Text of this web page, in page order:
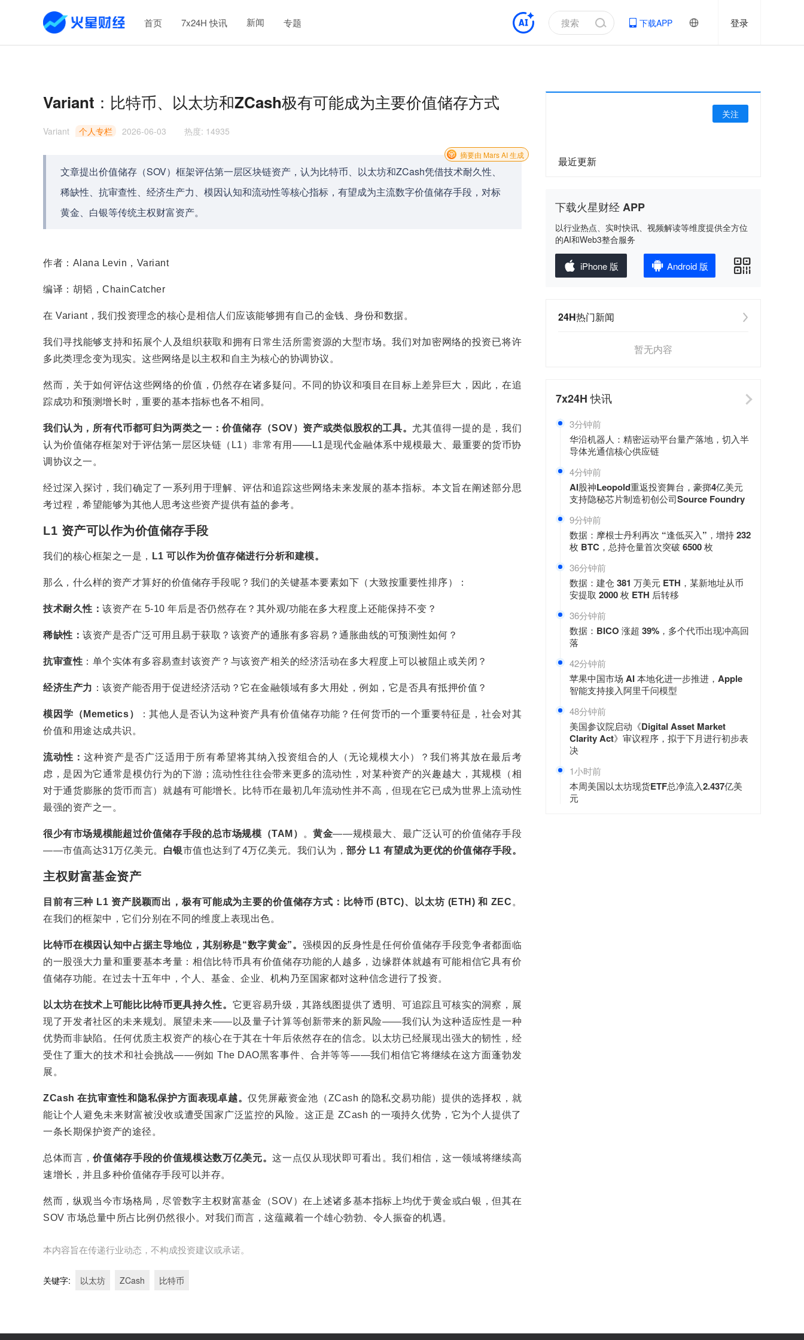
首页 7x24H 快讯 新闻 专题 下载APP 登录
Variant：比特币、以太坊和ZCash极有可能成为主要价值储存方式
Variant 个人专栏 2026-06-03 热度: 14935
文章提出价值储存（SOV）框架评估第一层区块链资产，认为比特币、以太坊和ZCash凭借技术耐久性、
稀缺性、抗审查性、经济生产力、模因认知和流动性等核心指标，有望成为主流数字价值储存手段，对标
黄金、白银等传统主权财富资产。
摘要由 Mars AI 生成
作者：Alana Levin，Variant
编译：胡韬，ChainCatcher
在 Variant，我们投资理念的核心是相信人们应该能够拥有自己的金钱、身份和数据。
我们寻找能够支持和拓展个人及组织获取和拥有日常生活所需资源的大型市场。我们对加密网络的投资已将许
多此类理念变为现实。这些网络是以主权和自主为核心的协调协议。
然而，关于如何评估这些网络的价值，仍然存在诸多疑问。不同的协议和项目在目标上差异巨大，因此，在追
踪成功和预测增长时，重要的基本指标也各不相同。
我们认为，所有代币都可归为两类之一：价值储存（SOV）资产或类似股权的工具。 尤其值得一提的是，我们
认为价值储存框架对于评估第一层区块链（L1）非常有用——L1是现代金融体系中规模最大、最重要的货币协
调协议之一。
经过深入探讨，我们确定了一系列用于理解、评估和追踪这些网络未来发展的基本指标。本文旨在阐述部分思
考过程，希望能够为其他人思考这些资产提供有益的参考。
L1 资产可以作为价值储存手段
我们的核心框架之一是， L1 可以作为价值存储进行分析和建模。
那么，什么样的资产才算好的价值储存手段呢？我们的关键基本要素如下（大致按重要性排序）：
技术耐久性： 该资产在 5-10 年后是否仍然存在？其外观/功能在多大程度上还能保持不变？
稀缺性： 该资产是否广泛可用且易于获取？该资产的通胀有多容易？通胀曲线的可预测性如何？
抗审查性 ：单个实体有多容易查封该资产？与该资产相关的经济活动在多大程度上可以被阻止或关闭？
经济生产力 ：该资产能否用于促进经济活动？它在金融领域有多大用处，例如，它是否具有抵押价值？
模因学（Memetics）
：其他人是否认为这种资产具有价值储存功能？任何货币的一个重要特征是，社会对其
价值和用途达成共识。
流动性：这种资产是否广泛适用于所有希望将其纳入投资组合的人（无论规模大小）？我们将其放在最后考
虑，是因为它通常是模仿行为的下游；流动性往往会带来更多的流动性，对某种资产的兴趣越大，其规模（相
对于通货膨胀的货币而言）就越有可能增长。比特币在最初几年流动性并不高，但现在它已成为世界上流动性
最强的资产之一。
很少有市场规模能超过价值储存手段的总市场规模（TAM） 。黄金——规模最大、最广泛认可的价值储存手段
——市值高达31万亿美元。 白银市值也达到了4万亿美元。我们认为， 部分 L1 有望成为更优的价值储存手段。
主权财富基金资产
目前有三种 L1 资产脱颖而出，极有可能成为主要的价值储存方式：比特币 (BTC)、以太坊 (ETH) 和 ZEC 。
在我们的框架中，它们分别在不同的维度上表现出色。
比特币在模因认知中占据主导地位，其别称是“数字黄金”。 强模因的反身性是任何价值储存手段竞争者都面临
的一股强大力量和重要基本考量：相信比特币具有价值储存功能的人越多，边缘群体就越有可能相信它具有价
值储存功能。在过去十五年中，个人、基金、企业、机构乃至国家都对这种信念进行了投资。
以太坊在技术上可能比比特币更具持久性。 它更容易升级，其路线图提供了透明、可追踪且可核实的洞察，展
现了开发者社区的未来规划。展望未来——以及量子计算等创新带来的新风险——我们认为这种适应性是一种
优势而非缺陷。任何优质主权资产的核心在于其在十年后依然存在的信念。以太坊已经展现出强大的韧性，经
受住了重大的技术和社会挑战——例如 The DAO黑客事件、合并等等——我们相信它将继续在这方面蓬勃发
展。
ZCash 在抗审查性和隐私保护方面表现卓越。仅凭屏蔽资金池（ZCash 的隐私交易功能）提供的选择权，就
能让个人避免未来财富被没收或遭受国家广泛监控的风险。这正是 ZCash 的一项持久优势，它为个人提供了
一条长期保护资产的途径。
总体而言，价值储存手段的价值规模达数万亿美元。这一点仅从现状即可看出。我们相信，这一领域将继续高
速增长，并且多种价值储存手段可以并存。
然而，纵观当今市场格局，尽管数字主权财富基金（SOV）在上述诸多基本指标上均优于黄金或白银，但其在
SOV 市场总量中所占比例仍然很小。对我们而言，这蕴藏着一个雄心勃勃、令人振奋的机遇。
本内容旨在传递行业动态，不构成投资建议或承诺。
关键字: 以太坊 ZCash 比特币
关注
最近更新
下载火星财经 APP
以行业热点、实时快讯、视频解读等维度提供全方位
的AI和Web3整合服务
iPhone 版 Android 版
24H热门新闻
暂无内容
7x24H快讯
3分钟前
华沿机器人：精密运动平台量产落地，切入半
导体光通信核心供应链
4分钟前
AI股神Leopold重返投资舞台，豪掷4亿美元
支持隐秘芯片制造初创公司Source Foundry
9分钟前
数据：摩根士丹利再次 “逢低买入”，增持 232
枚 BTC，总持仓量首次突破 6500 枚
36分钟前
数据：建仓 381 万美元 ETH，某新地址从币
安提取 2000 枚 ETH 后转移
36分钟前
数据：BICO 涨超 39%，多个代币出现冲高回
落
42分钟前
苹果中国市场 AI 本地化进一步推进，Apple
智能支持接入阿里千问模型
48分钟前
美国参议院启动《Digital Asset Market
Clarity Act》审议程序，拟于下月进行初步表
决
1小时前
本周美国以太坊现货ETF总净流入2.437亿美
元